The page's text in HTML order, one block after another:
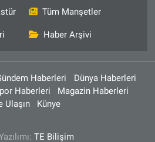
Tüm Manşetler
Haber Arşivi
Haberleri
Dünya Haberleri
Haberleri
Magazin Haberleri
Ulaşın
Künye
TE Bilişim